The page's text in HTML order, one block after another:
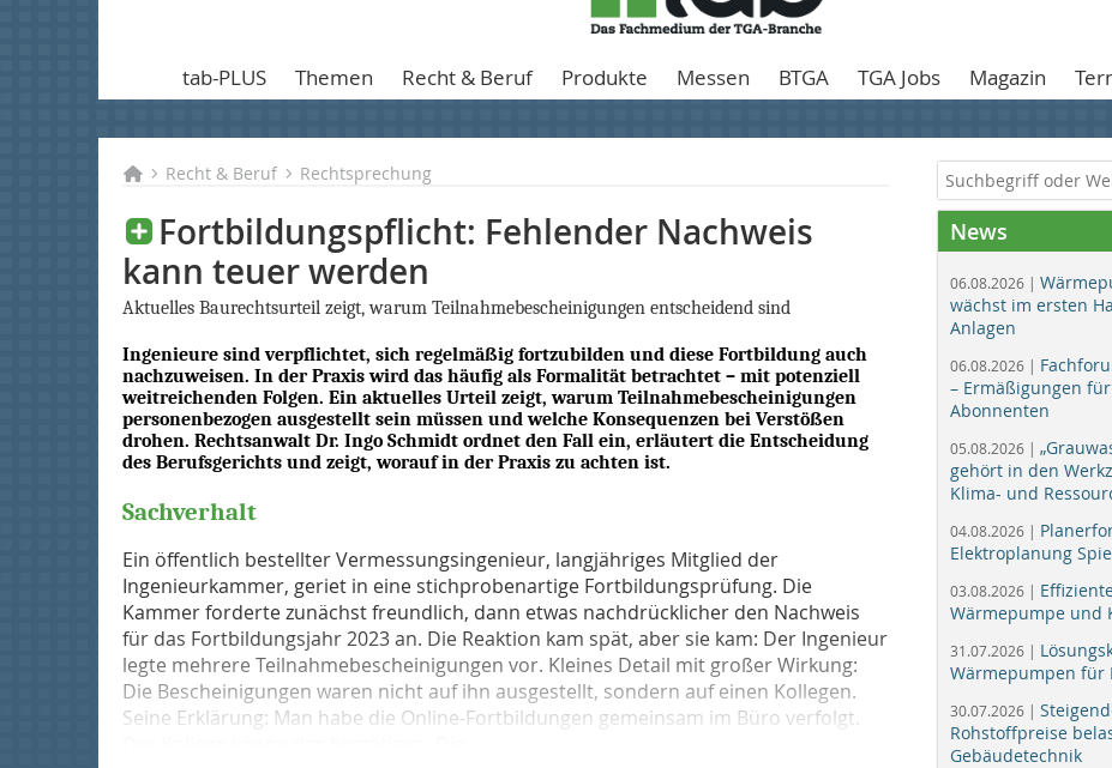
tab-PLUS Themen Recht & Beruf Produkte Messen BTGA TGA Jobs Magazin
Recht & Beruf Rechtsprechung
Fortbildungspflicht: Fehlender Nachweis
kann teuer werden
Aktuelles Baurechtsurteil zeigt, warum Teilnahme­bescheinigungen entscheidend sind
Ingenieure sind verpflichtet, sich regelmäßig fortzubilden und diese Fortbildung auch
nachzuweisen. In der Praxis wird das häufig als Formalität betrachtet – mit potenziell
weitreichenden Folgen. Ein aktuelles Urteil zeigt, warum Teilnahmebescheinigungen
personenbezogen ausgestellt sein müssen und welche Konsequenzen bei Verstößen
drohen. Rechtsanwalt Dr. Ingo Schmidt ordnet den Fall ein, erläutert die Entscheidung
des Berufsgerichts und zeigt, worauf in der Praxis zu achten ist.
Sachverhalt
Ein öffentlich bestellter Vermessungsingenieur, langjähriges Mitglied der
Ingenieurkammer, geriet in eine stichprobenartige Fortbildungsprüfung. Die
Kammer forderte zunächst freundlich, dann etwas nachdrücklicher den Nachweis
für das Fortbildungsjahr 2023 an. Die Reaktion kam spät, aber sie kam: Der Ingenieur
legte mehrere Teilnahmebescheinigungen vor. Kleines Detail mit großer Wirkung:
Die Bescheinigungen waren nicht auf ihn ausgestellt, sondern auf einen Kollegen.
Seine Erklärung: Man habe die Online-Fortbildungen gemeinsam im Büro verfolgt.
News
06.08.2026 |
wächst im ersten
Anlagen
06.08.2026 |
– Ermäßigungen
Abonnenten
05.08.2026 |
gehört in den
Klima- und
04.08.2026 |
Elektroplanung
03.08.2026 |
Wärmepumpe und
31.07.2026 |
Wärmepumpen
30.07.2026 |
Rohstoffpreise
Gebäudetechnik